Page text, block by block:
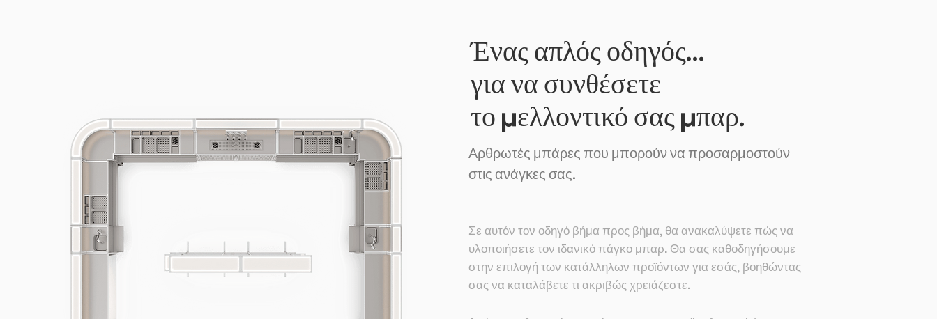
Ένας απλός οδηγός...
για να συνθέσετε
το μελλοντικό σας μπαρ.
Αρθρωτές μπάρες που μπορούν να προσαρμοστούν
στις ανάγκες σας.
Σε αυτόν τον οδηγό βήμα προς βήμα, θα ανακαλύψετε πώς να
υλοποιήσετε τον ιδανικό πάγκο μπαρ. Θα σας καθοδηγήσουμε
στην επιλογή των κατάλληλων προϊόντων για εσάς, βοηθώντας
σας να καταλάβετε τι ακριβώς χρειάζεστε.